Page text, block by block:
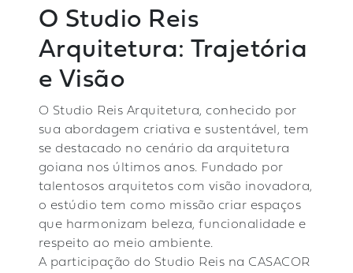
O Studio Reis
Arquitetura: Trajetória
e Visão
O Studio Reis Arquitetura, conhecido por
sua abordagem criativa e sustentável, tem
se destacado no cenário da arquitetura
goiana nos últimos anos. Fundado por
talentosos arquitetos com visão inovadora,
o estúdio tem como missão criar espaços
que harmonizam beleza, funcionalidade e
respeito ao meio ambiente.
A participação do Studio Reis na CASACOR